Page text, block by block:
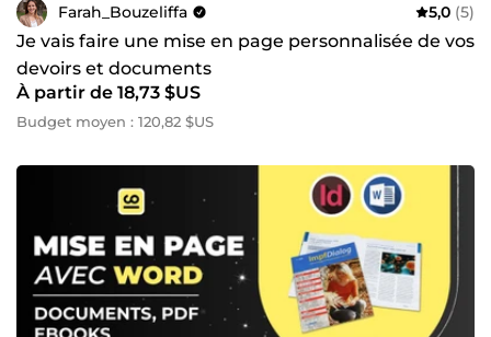
Farah_Bouzeliffa 5,0 (5)
Je vais faire une mise en page personnalisée de vos
devoirs et documents
À partir de 18,73 $US
Budget moyen : 120,82 $US